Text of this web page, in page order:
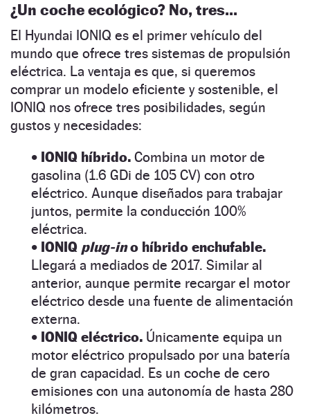
¿Un coche ecológico? No, tres…
El Hyundai IONIQ es el primer vehículo del
mundo que ofrece tres sistemas de propulsión
eléctrica. La ventaja es que, si queremos
comprar un modelo eficiente y sostenible, el
IONIQ nos ofrece tres posibilidades, según
gustos y necesidades:
• IONIQ híbrido. Combina un motor de
gasolina (1.6 GDi de 105 CV) con otro
eléctrico. Aunque diseñados para trabajar
juntos, permite la conducción 100%
eléctrica.
• IONIQ plug-ino híbrido enchufable.
Llegará a mediados de 2017. Similar al
anterior, aunque permite recargar el motor
eléctrico desde una fuente de alimentación
externa.
• IONIQ eléctrico. Únicamente equipa un
motor eléctrico propulsado por una batería
de gran capacidad. Es un coche de cero
emisiones con una autonomía de hasta 280
kilómetros.